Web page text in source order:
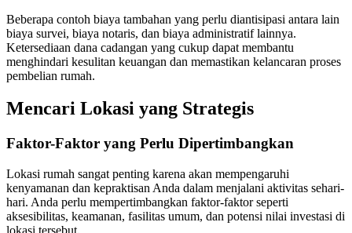
Beberapa contoh biaya tambahan yang perlu diantisipasi antara lain
biaya survei, biaya notaris, dan biaya administratif lainnya.
Ketersediaan dana cadangan yang cukup dapat membantu
menghindari kesulitan keuangan dan memastikan kelancaran proses
pembelian rumah.
Mencari Lokasi yang Strategis
Faktor-Faktor yang Perlu Dipertimbangkan
Lokasi rumah sangat penting karena akan mempengaruhi
kenyamanan dan kepraktisan Anda dalam menjalani aktivitas sehari-
hari. Anda perlu mempertimbangkan faktor-faktor seperti
aksesibilitas, keamanan, fasilitas umum, dan potensi nilai investasi di
lokasi tersebut.